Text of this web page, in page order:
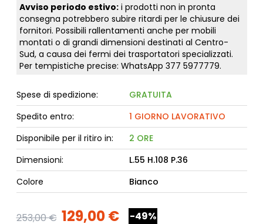
Avviso periodo estivo:i prodotti non in pronta
consegna potrebbero subire ritardi per le chiusure dei
fornitori. Possibili rallentamenti anche per mobili
montati o di grandi dimensioni destinati al Centro-
Sud, a causa dei fermi dei trasportatori specializzati.
Per tempistiche precise: WhatsApp 377 5977779.
Spese di spedizione:
GRATUITA
Spedito entro:
1 GIORNO LAVORATIVO
Disponibile per il ritiro in:
2 ORE
Dimensioni:
L.55 H.108 P.36
Colore
Bianco
253,00 € 129,00 € -49%